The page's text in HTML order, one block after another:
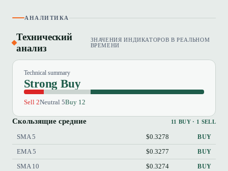
АНАЛИТИКА
Технический
анализ
ЗНАЧЕНИЯ ИНДИКАТОРОВ В РЕАЛЬНОМ
ВРЕМЕНИ
Technical summary
Strong Buy
Sell 2Neutral 5Buy 12
Скользящие средние 11 BUY · 1 SELL
SMA 5 $0.3278 BUY
EMA 5 $0.3277 BUY
SMA 10 $0.3274 BUY